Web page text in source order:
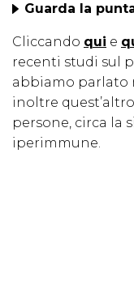
Guarda la
Cliccando qui e
recenti studi sul
abbiamo parlato
inoltre quest’altro
persone, circa la
iperimmune.